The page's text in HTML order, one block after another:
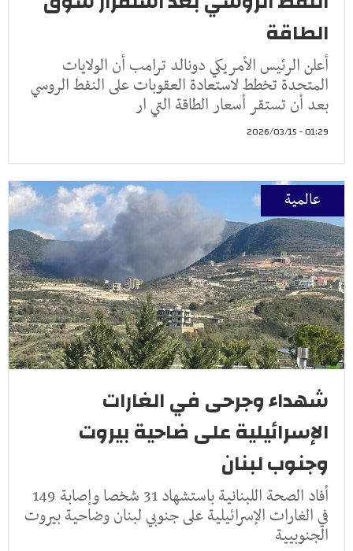
الطاقة
أعلن الرئيس الأمريكي دونالد ترامب أن الولايات
المتحدة تخطط لاستعادة العقوبات على النفط الروسي
بعد أن تستقر أسعار الطاقة التي ار
01:29 - 2026/03/15
عالمية
شهداء وجرحى في الغارات
الإسرائيلية على ضاحية بيروت
وجنوب لبنان
أفاد الصحة اللبنانية باستشهاد 31 شخصا وإصابة 149
في الغارات الإسرائيلية على جنوبي لبنان وضاحية بيروت
الجنوبيية